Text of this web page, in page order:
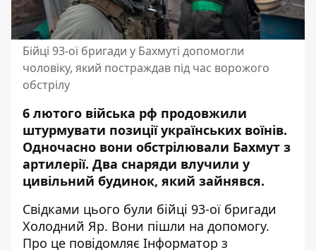
Бійці 93-ої бригади у Бахмуті допомогли
чоловіку, який постраждав під час ворожого
обстрілу
6 лютого війська рф продовжили
штурмувати позиції українських воїнів.
Одночасно вони обстрілювали Бахмут з
артилерії. Два снаряди влучили у
цивільний будинок, який зайнявся.
Свідками цього були бійці 93-ої бригади
Холодний Яр. Вони пішли на допомогу.
Про це повідомляє Інформатор з